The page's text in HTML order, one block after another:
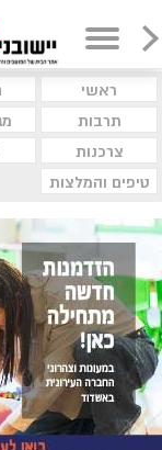
ראשי
תרבות
צרכנות
טיפים והמלצות